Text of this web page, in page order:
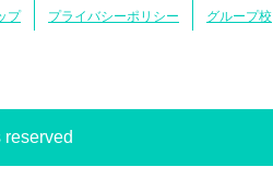
プ プライバシーポリシー グループ校